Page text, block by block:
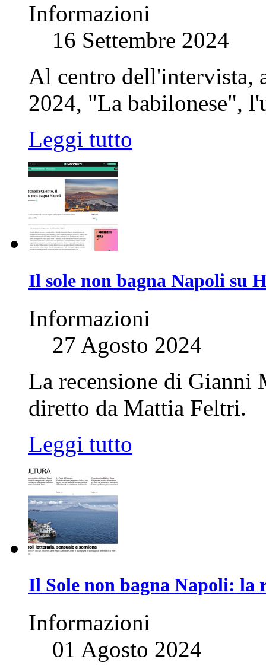
Informazioni
16 Settembre 2024
Al centro dell'intervista,
2024, "La babilonese",
Leggi tutto
Il sole non bagna Napoli su
Informazioni
27 Agosto 2024
La recensione di Gianni
diretto da Mattia Feltri.
Leggi tutto
Il Sole non bagna Napoli: la
Informazioni
01 Agosto 2024